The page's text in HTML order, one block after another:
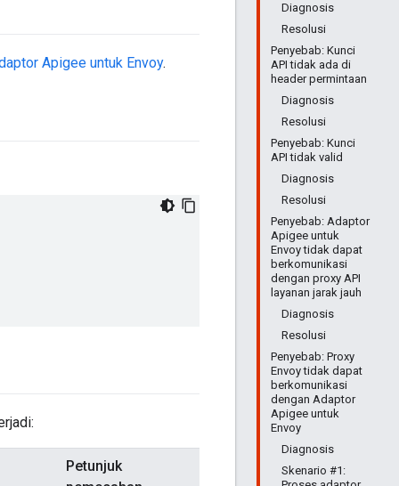
Diagnosis
Resolusi
Penyebab: Kunci
API tidak ada di
header permintaan
Diagnosis
Resolusi
Penyebab: Kunci
API tidak valid
Diagnosis
Resolusi
Penyebab: Adaptor
Apigee untuk
Envoy tidak dapat
berkomunikasi
dengan proxy API
layanan jarak jauh
Diagnosis
Resolusi
Penyebab: Proxy
Envoy tidak dapat
berkomunikasi
dengan Adaptor
Apigee untuk
Envoy
Diagnosis
Skenario #1:
Apigee untuk Envoy.
Petunjuk